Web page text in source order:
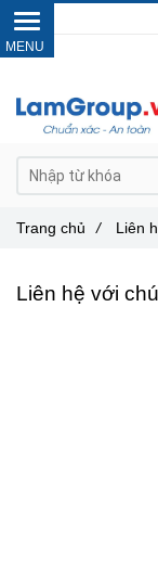
Liên hệ với
Trang chủ / Liên